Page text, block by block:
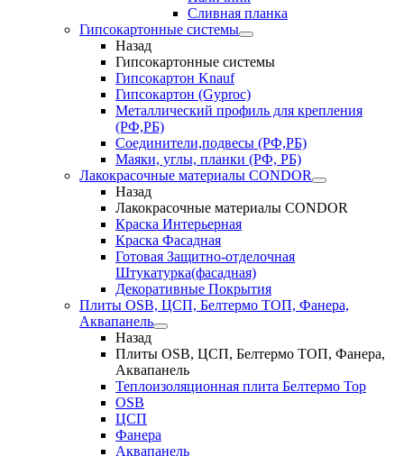
Сливная планка
Гипсокартонные системы
Назад
Гипсокартонные системы
Гипсокартон Knauf
Гипсокартон (Gyproc)
Металлический профиль для крепления
(РФ,РБ)
Соединители,подвесы (РФ,РБ)
Маяки, углы, планки (РФ, РБ)
Лакокрасочные материалы CONDOR
Назад
Лакокрасочные материалы CONDOR
Краска Интерьерная
Краска Фасадная
Готовая Защитно-отделочная
Штукатурка(фасадная)
Декоративные Покрытия
Плиты OSB, ЦСП, Белтермо ТОП, Фанера,
Аквапанель
Назад
Плиты OSB, ЦСП, Белтермо ТОП, Фанера,
Аквапанель
Теплоизоляционная плита Белтермо Top
OSB
ЦСП
Фанера
Аквапанель